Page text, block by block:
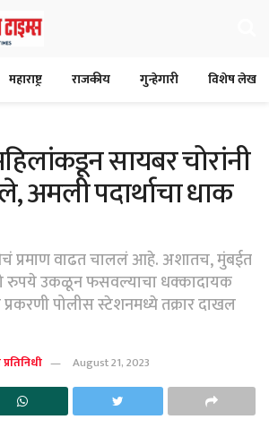
महाराष्ट्र राजकीय गुन्हेगारी विशेष लेख
सायबर चोरांनी
पदार्थाचा धाक
प्रमाण वाढत चाललं आहे. अशातच, मुंबईत
रुपये उकळून फसवल्याचा धक्कादायक
पोलीस स्टेशनमध्ये तक्रार दाखल
August 21, 2023